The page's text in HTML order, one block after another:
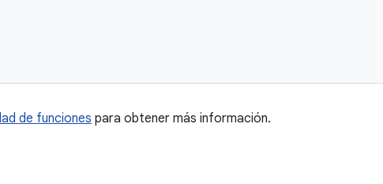
de funciones para obtener más información.